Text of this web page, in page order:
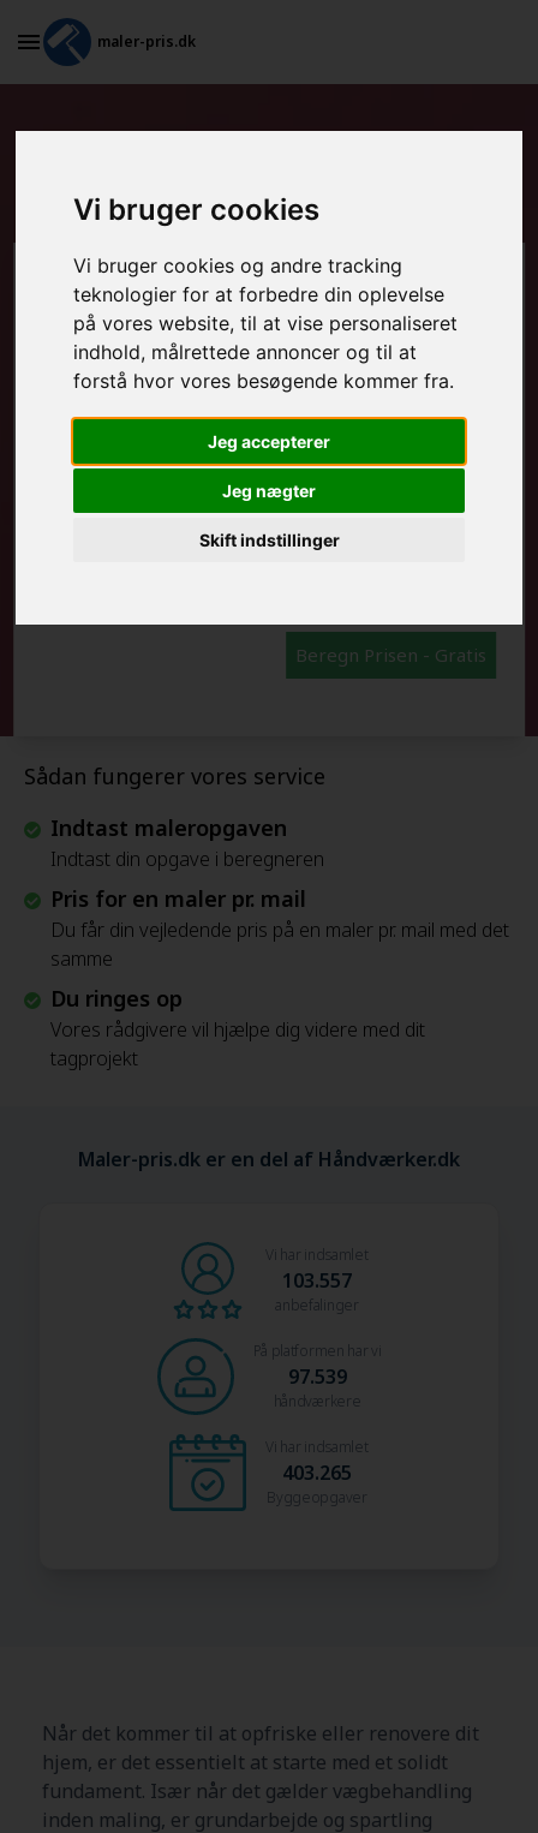
Vi bruger cookies
Vi bruger cookies og andre tracking
teknologier for at forbedre din oplevelse
på vores website, til at vise personaliseret
indhold, målrettede annoncer og til at
forstå hvor vores besøgende kommer fra.
Jeg accepterer
Jeg nægter
Skift indstillinger
maler-pris.dk
vægge i Nørre Snede
Sådan fungerer vores service
Indtast maleropgaven
Indtast din opgave i beregneren
Pris for en maler pr. mail
Du får din vejledende pris på en maler pr. mail med det
samme
Du ringes op
Vores rådgivere vil hjælpe dig videre med dit
tagprojekt
Beregn prisen her
MALEROPGAVER - INDVENDIGT:
MALEROPGAVER - UDVENDIGT:
FRAFLYTNINGSPAKKE:
Beregn Prisen - Gratis
Maler-pris.dk er en del af Håndværker.dk
Vi har indsamlet
103.557
anbefalinger
På platformen har vi
97.539
håndværkere
Vi har indsamlet
403.265
Byggeopgaver
Når det kommer til at opfriske eller renovere dit
hjem, er det essentielt at starte med et solidt
fundament. Især når det gælder vægbehandling
inden maling, er grundarbejde og spartling